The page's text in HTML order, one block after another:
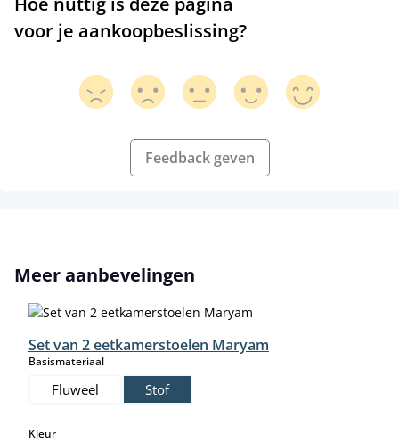
voor je aankoopbeslissing?
Feedback geven
Productgalerij overslaan
Meer aanbevelingen
Set van 2 eetkamerstoelen Maryam
Basismateriaalselect
Fluweel Stof
Kleurselect